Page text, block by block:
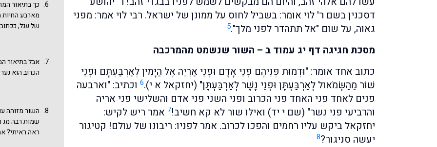
דסכנין בשם ר' לוי אומר: בשביל לחוס על ממונן של ישראל. רבי לוי אמר: מפני
גאוה, על שום "אל תתהדר לפני מלך".5
מסכת חגיגה דף יג עמוד ב – השור שנשמט מהמרכבה
כתוב אחד אומר: "וּדְמוּת פְּנֵיהֶם פְּנֵי אָדָם וּפְנֵי אַרְיֵה אֶל הַיָּמִין לְאַרְבַּעְתָּם וּפְנֵי
שׁוֹר מֵהַשְּׂמֹאול לְאַרְבַּעְתָּן וּפְנֵי נֶשֶׁר לְאַרְבַּעְתָּן" (יחזקאל א י).6 וכתיב: "וארבעה
פנים לאחד פני האחד פני הכרוב ופני השני פני אדם והשלישי פני אריה
והרביעי פני נשר" (שם י יד) ואילו שור לא קא חשיב!7 אמר ריש לקיש:
יחזקאל ביקש עליו רחמים והפכו לכרוב. אמר לפניו: ריבונו של עולם! קטיגור
יעשה סניגור?8
המיוחדים).
נראה שהכלל
אחרים. עוד
כך בתיאור
מארבע החיות
של עגל,
אבל בתיאור
הכרוב הוא
השור מזוהה
שמות רבה מג
ראה ראיתי?